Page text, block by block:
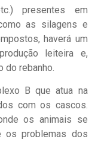
presentes em
as silagens e
haverá um
leiteira e,
do rebanho.
B que atua na
com os cascos.
os animais se
os problemas dos